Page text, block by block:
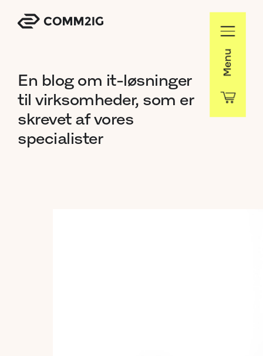
Menu
En blog om it-løsninger
til virksomheder, som er
skrevet af vores
specialister